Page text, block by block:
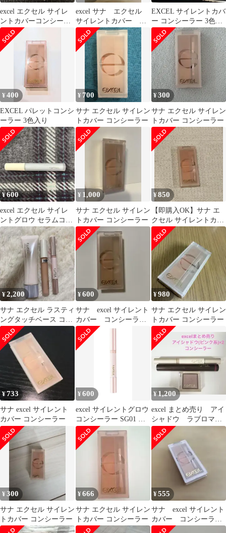
excel エクセル サイレ
ントカバーコンシーラ
ー
excel サナ エクセル
サイレントカバー コ
ンシーラー
EXCEL サイレントカバ
ー コンシーラー 3色セ
ット
¥400
EXCEL パレットコンシ
ーラー 3色入り
¥ 700
サナ エクセル サイレン
トカバー コンシーラー
¥300
サナ エクセル サイレン
トカバー コンシーラー
¥600
excel エクセル サイレ
ントグロウ セラムコン
シーラー HAB
¥ 1,000
サナ エクセル サイレン
トカバー コンシーラー
¥850
【即購入OK】サナ エ
クセル サイレントカバ
ーコンシーラー
¥2,200
サナ エクセル ラスティ
ングタッチベース コン
シーラー セット
¥600
サナ excel サイレント
カバー コンシーラ
ー 中古
¥980
サナ エクセル サイレン
トカバー コンシーラー
¥733
サナ excel サイレント
カバー コンシーラー
¥600
excel サイレントグロウ
コンシーラー SG01 ピ
ンクグロウ
¥1,200
excel まとめ売り アイ
シャドウ ラブロマン
ス ワイングラス コ
ンシーラー
¥300
サナ エクセル サイレン
トカバー コンシーラー
¥666
サナ エクセル サイレン
トカバー コンシーラー
¥555
サナ excel サイレント
カバー コンシーラ
ー 中古